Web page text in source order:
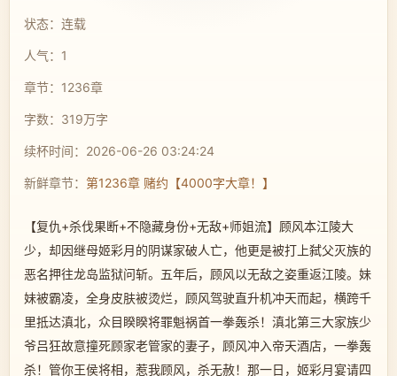
状态：连载
人气：1
章节：1236章
字数：319万字
续杯时间：2026-06-26 03:24:24
新鲜章节： 第1236章 赌约【4000字大章！】
【复仇+杀伐果断+不隐藏身份+无敌+师姐流】顾风本江陵大
少，却因继母姬彩月的阴谋家破人亡，他更是被打上弑父灭族的
恶名押往龙岛监狱问斩。五年后，顾风以无敌之姿重返江陵。妹
妹被霸凌，全身皮肤被烫烂，顾风驾驶直升机冲天而起，横跨千
里抵达滇北，众目睽睽将罪魁祸首一拳轰杀！滇北第三大家族少
爷吕狂故意撞死顾家老管家的妻子，顾风冲入帝天酒店，一拳轰
杀！管你王侯将相，惹我顾风，杀无赦！那一日，姬彩月宴请四